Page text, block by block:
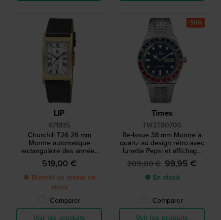
LIP
671935
Churchill T26 26 mm
Montre automatique
rectangulaire des années
1930 avec date
519,00 €
● Bientôt de retour en
stock
Comparer
Voir les produits
Timex
TW2T80700
Re-Issue 38 mm Montre à
quartz au design rétro avec
lunette Pepsi et affichage
jour-date
209,00 € 99,95 €
● En stock
Comparer
Voir les produits
-50%